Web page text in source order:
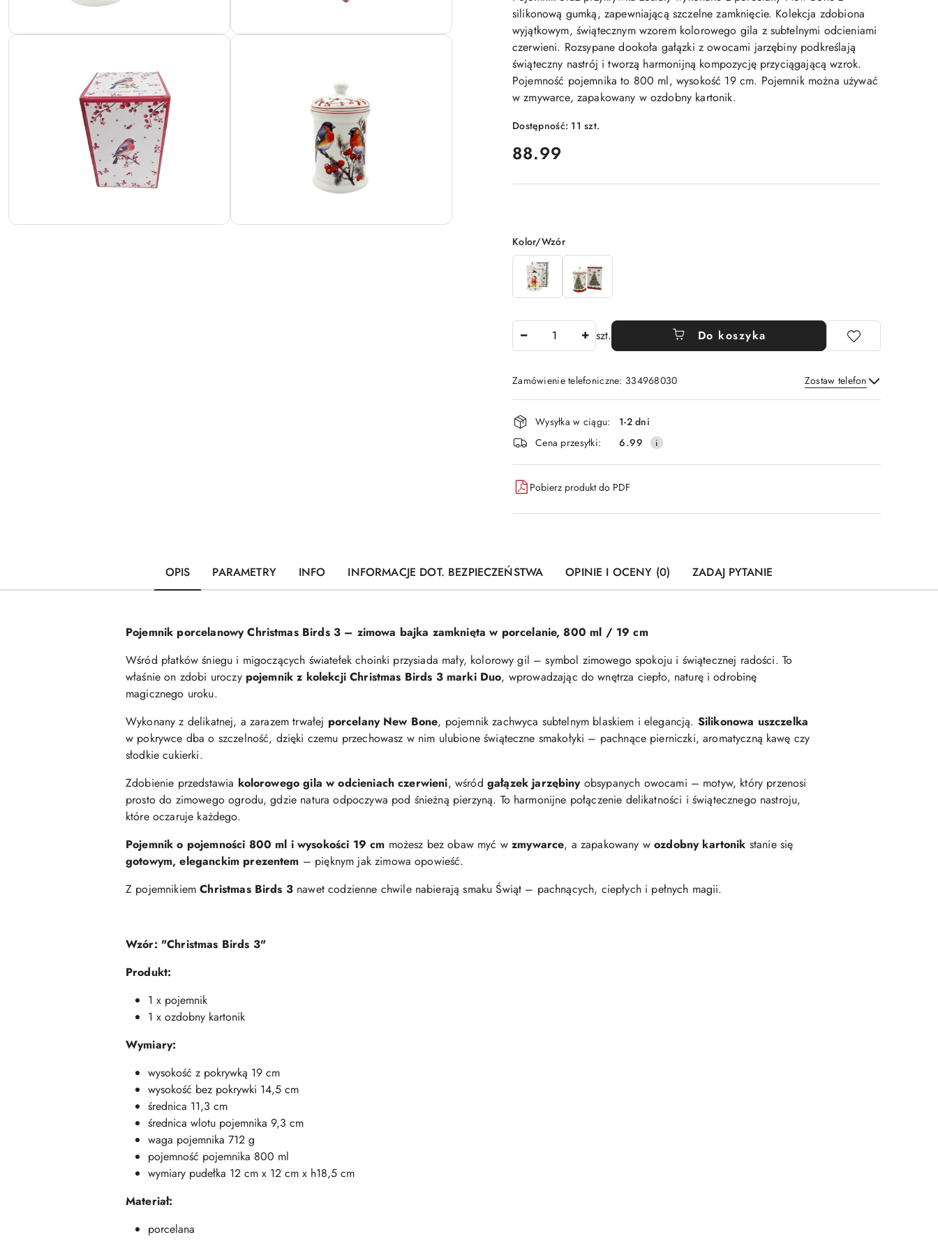
silikonową gumką, zapewniającą szczelne zamknięcie. Kolekcja zdobiona
wyjątkowym, świątecznym wzorem kolorowego gila z subtelnymi odcieniami
czerwieni. Rozsypane dookoła gałązki z owocami jarzębiny podkreślają
świąteczny nastrój i tworzą harmonijną kompozycję przyciągającą wzrok.
Pojemność pojemnika to 800 ml, wysokość 19 cm. Pojemnik można używać
w zmywarce, zapakowany w ozdobny kartonik.
Dostępność: 11szt.
cena:
88.99
Wariant
Kolor/Wzór
szt. Do koszyka
Zamówienie telefoniczne: 334968030 Zostaw telefon
Wyślij
Dostępność
i
dostawa
Wysyłka w ciągu:
1-2 dni
Cena przesyłki:
6.99
Pobierz produkt do PDF
OPIS PARAMETRY INFO INFORMACJE DOT. BEZPIECZEŃSTWA OPINIE I OCENY (0) ZADAJ PYTANIE
Pojemnik porcelanowy Christmas Birds 3 – zimowa bajka zamknięta w porcelanie, 800 ml / 19 cm
Wśród płatków śniegu i migoczących światełek choinki przysiada mały, kolorowy gil – symbol zimowego spokoju i świątecznej radości. To
właśnie on zdobi uroczy pojemnik z kolekcji Christmas Birds 3 marki Duo, wprowadzając do wnętrza ciepło, naturę i odrobinę
magicznego uroku.
Wykonany z delikatnej, a zarazem trwałej porcelany New Bone, pojemnik zachwyca subtelnym blaskiem i elegancją. Silikonowa uszczelka
w pokrywce dba o szczelność, dzięki czemu przechowasz w nim ulubione świąteczne smakołyki – pachnące pierniczki, aromatyczną kawę czy
słodkie cukierki.
Zdobienie przedstawia kolorowego gila w odcieniach czerwieni, wśród gałązek jarzębinyobsypanych owocami – motyw, który przenosi
prosto do zimowego ogrodu, gdzie natura odpoczywa pod śnieżną pierzyną. To harmonijne połączenie delikatności i świątecznego nastroju,
które oczaruje każdego.
Pojemnik o pojemności 800 ml i wysokości 19 cm możesz bez obaw myć wzmywarce, a zapakowany wozdobny kartonik stanie się
gotowym, eleganckim prezentem – pięknym jak zimowa opowieść.
Z pojemnikiemChristmas Birds 3nawet codzienne chwile nabierają smaku Świąt – pachnących, ciepłych i pełnych magii.
Wzór: "Christmas Birds 3"
Produkt:
1 x pojemnik
1 x ozdobny kartonik
Wymiary:
wysokość z pokrywką 19 cm
wysokość bez pokrywki 14,5 cm
średnica 11,3 cm
średnica wlotu pojemnika 9,3 cm
waga pojemnika 712 g
pojemność pojemnika 800 ml
wymiary pudełka 12 cm x 12 cm x h18,5 cm
Materiał:
porcelana